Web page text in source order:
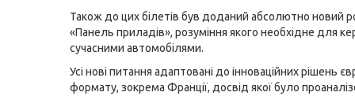
Також до цих білетів був доданий абсолютно новий
«Панель приладів», розуміння якого необхідне для
сучасними автомобілями.
Усі нові питання адаптовані до інноваційних рішень
формату, зокрема Франції, досвід якої було